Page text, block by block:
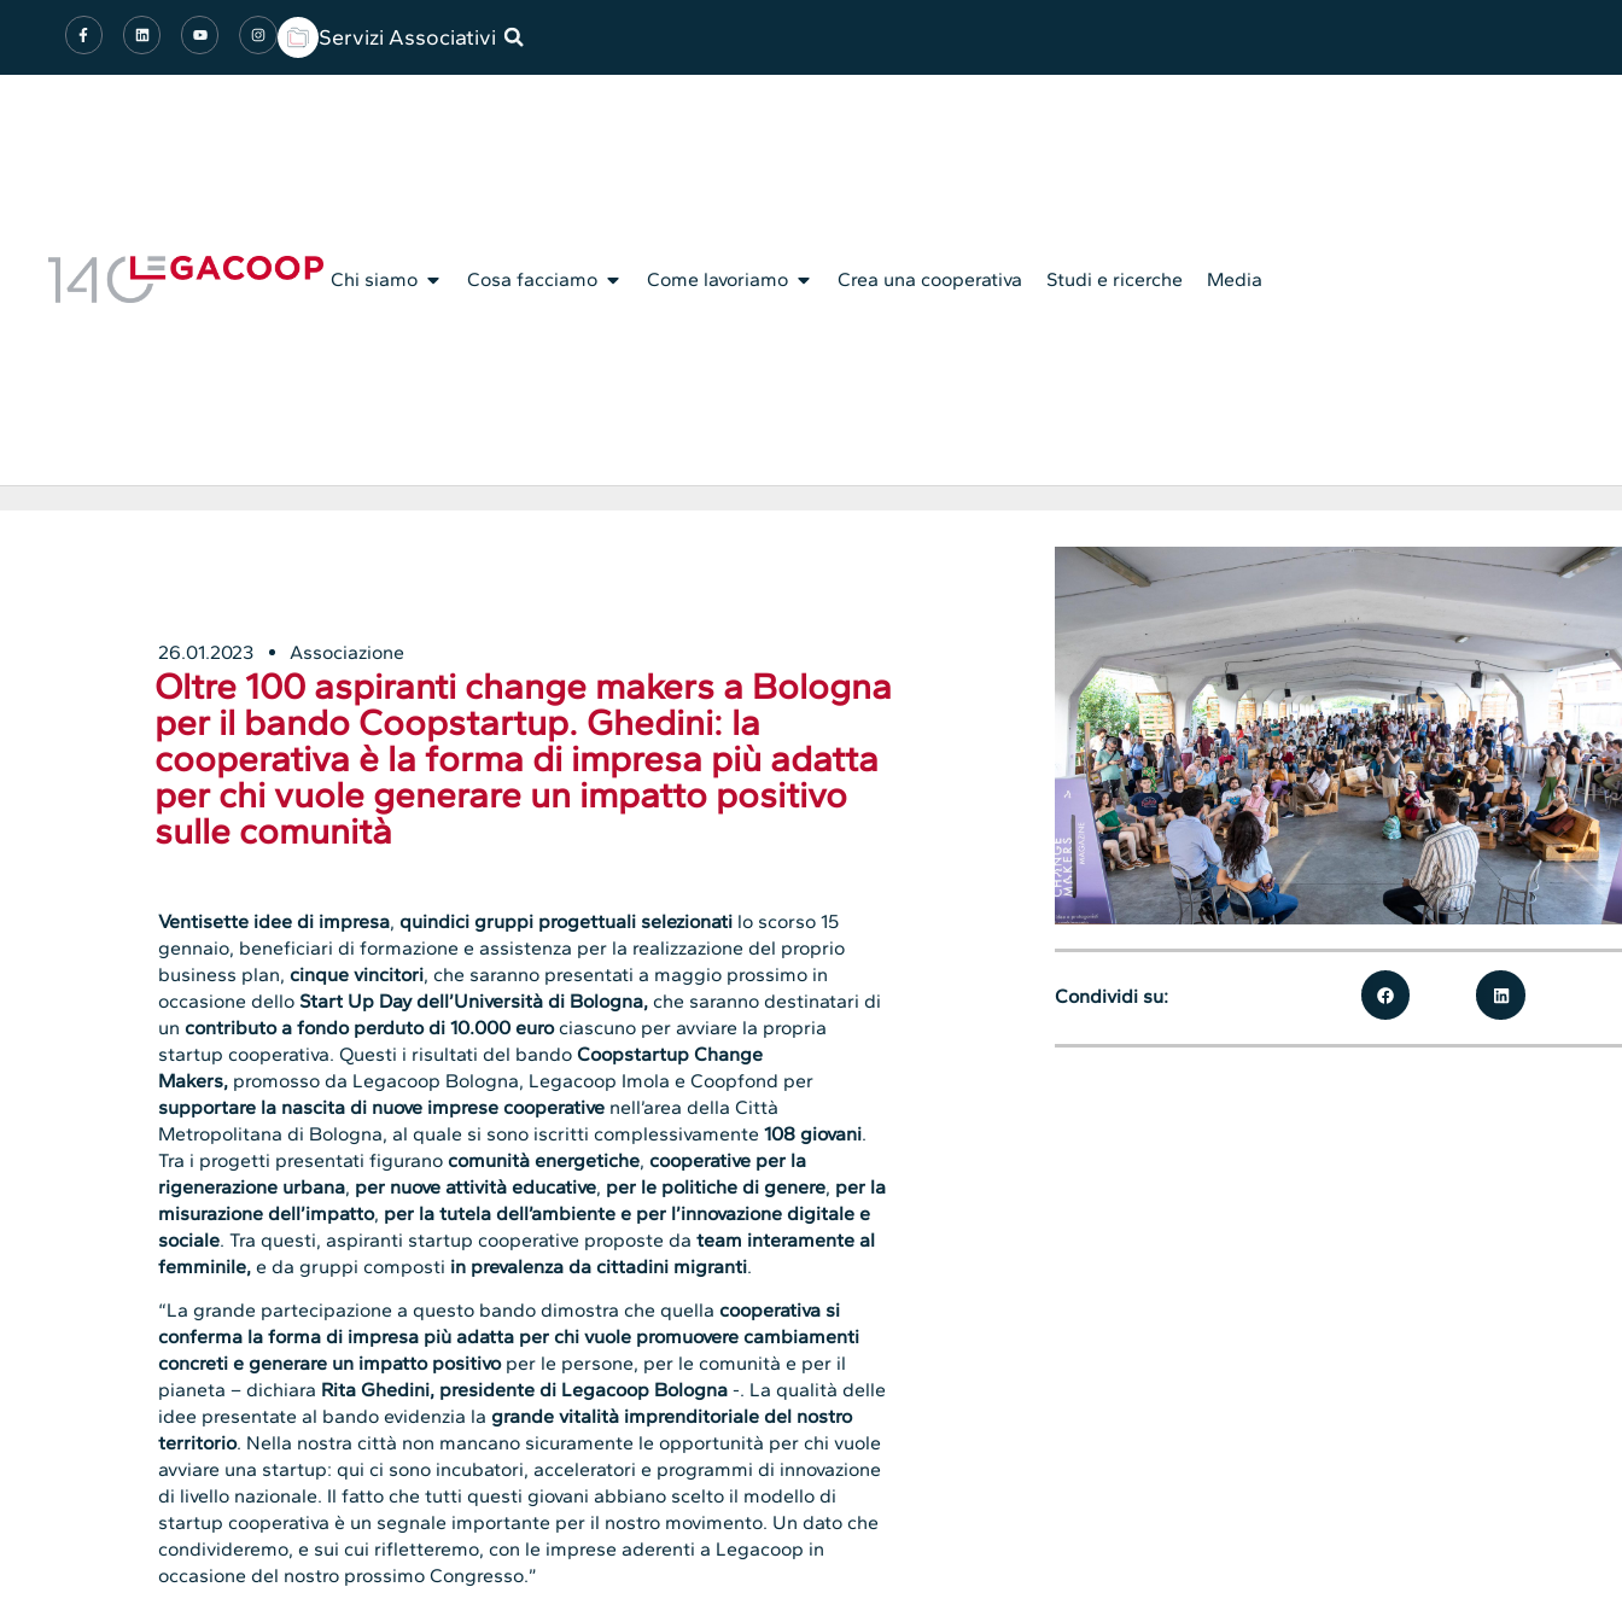
Servizi Associativi
Chi siamo Cosa facciamo Come lavoriamo Crea una cooperativa Studi e ricerche Media
26.01.2023 Associazione
Oltre 100 aspiranti change makers a Bologna
per il bando Coopstartup. Ghedini: la
cooperativa è la forma di impresa più adatta
per chi vuole generare un impatto positivo
sulle comunità
Ventisette idee di impresa,quindici gruppi progettuali selezionati lo scorso 15
gennaio, beneficiari di formazione e assistenza per la realizzazione del proprio
business plan,cinque vincitori, che saranno presentati a maggio prossimo in
occasione dello Start Up Day dell’Università di Bologna,che saranno destinatari di
uncontributo a fondo perduto di 10.000 eurociascuno per avviare la propria
startup cooperativa. Questi i risultati del bandoCoopstartup Change
Makers, promosso da Legacoop Bologna, Legacoop Imola e Coopfond per
supportare la nascita di nuove imprese cooperative nell’area della Città
Metropolitana di Bologna, al quale si sono iscritti complessivamente108 giovani.
Tra i progetti presentati figuranocomunità energetiche,cooperative per la
rigenerazione urbana, per nuove attività educative, per le politiche di genere, per la
misurazione dell’impatto, per la tutela dell’ambiente e per l’innovazione digitale e
sociale. Tra questi, aspiranti startup cooperative proposte dateam interamente al
femminile,e da gruppi composti in prevalenza da cittadini migranti.
“La grande partecipazione a questo bando dimostra che quellacooperativa si
conferma la forma di impresa più adatta per chi vuole promuovere cambiamenti
concreti e generare un impatto positivoper le persone, per le comunità e per il
pianeta – dichiara Rita Ghedini, presidente di Legacoop Bologna -. La qualità delle
idee presentate al bando evidenzia lagrande vitalità imprenditoriale del nostro
territorio. Nella nostra città non mancano sicuramente le opportunità per chi vuole
avviare una startup: qui ci sono incubatori, acceleratori e programmi di innovazione
di livello nazionale. Il fatto che tutti questi giovani abbiano scelto il modello di
startup cooperativa è un segnale importante per il nostro movimento. Un dato che
condivideremo, e sui cui rifletteremo, con le imprese aderenti a Legacoop in
occasione del nostro prossimo Congresso.”
Condividi su: